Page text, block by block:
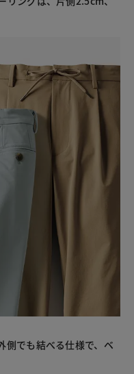
側でも結べる仕様で、ベ